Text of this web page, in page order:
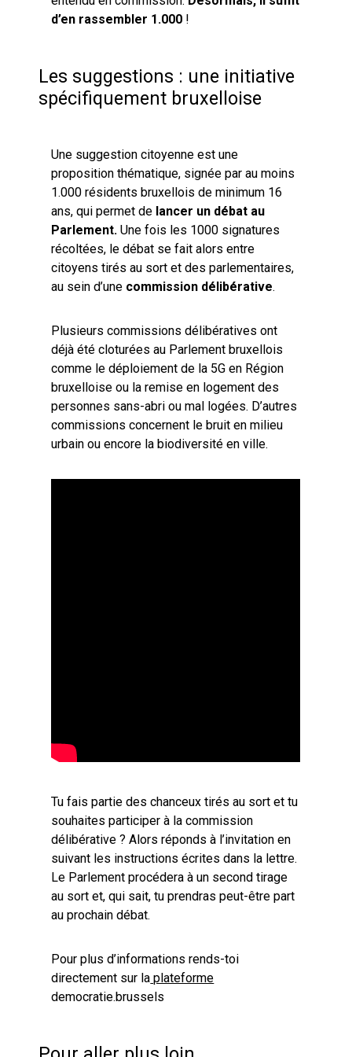
d’en rassembler 1.000 !
Les suggestions : une initiative
spécifiquement bruxelloise
Une suggestion citoyenne est une
proposition thématique, signée par au moins
1.000 résidents bruxellois de minimum 16
ans, qui permet de lancer un débat au
Parlement.Une fois les 1000 signatures
récoltées, le débat se fait alors entre
citoyens tirés au sort et des parlementaires,
au sein d’une commission délibérative.
Plusieurs commissions délibératives ont
déjà été cloturées au Parlement bruxellois
comme le déploiement de la 5G en Région
bruxelloise ou la remise en logement des
personnes sans-abri ou mal logées. D’autres
commissions concernent le bruit en milieu
urbain ou encore la biodiversité en ville.
Tu fais partie des chanceux tirés au sort et tu
souhaites participer à la commission
délibérative ? Alors réponds à l’invitation en
suivant les instructions écrites dans la lettre.
Le Parlement procédera à un second tirage
au sort et, qui sait, tu prendras peut-être part
au prochain débat.
Pour plus d’informations rends-toi
directement sur la plateforme
democratie.brussels